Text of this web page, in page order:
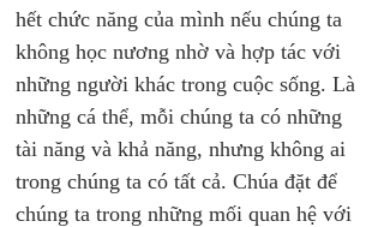
hết chức năng của mình nếu chúng ta
không học nương nhờ và hợp tác với
những người khác trong cuộc sống. Là
những cá thể, mỗi chúng ta có những
tài năng và khả năng, nhưng không ai
trong chúng ta có tất cả. Chúa đặt để
chúng ta trong những mối quan hệ với